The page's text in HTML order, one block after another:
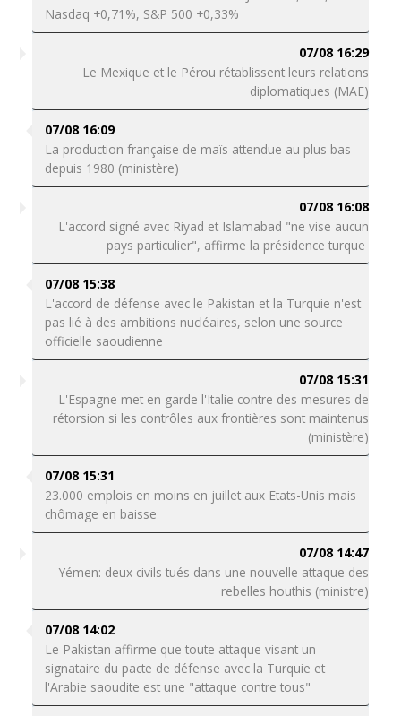
Nasdaq +0,71%, S&P 500 +0,33%
07/08 16:29
Le Mexique et le Pérou rétablissent leurs relations
diplomatiques (MAE)
07/08 16:09
La production française de maïs attendue au plus bas
depuis 1980 (ministère)
07/08 16:08
L'accord signé avec Riyad et Islamabad "ne vise aucun
pays particulier", affirme la présidence turque
07/08 15:38
L'accord de défense avec le Pakistan et la Turquie n'est
pas lié à des ambitions nucléaires, selon une source
officielle saoudienne
07/08 15:31
L'Espagne met en garde l'Italie contre des mesures de
rétorsion si les contrôles aux frontières sont maintenus
(ministère)
07/08 15:31
23.000 emplois en moins en juillet aux Etats-Unis mais
chômage en baisse
07/08 14:47
Yémen: deux civils tués dans une nouvelle attaque des
rebelles houthis (ministre)
07/08 14:02
Le Pakistan affirme que toute attaque visant un
signataire du pacte de défense avec la Turquie et
l'Arabie saoudite est une "attaque contre tous"